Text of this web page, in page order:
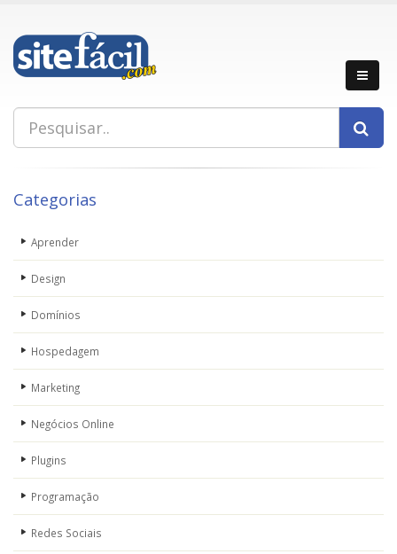
Categorias
Aprender
Design
Domínios
Hospedagem
Marketing
Negócios Online
Plugins
Programação
Redes Sociais